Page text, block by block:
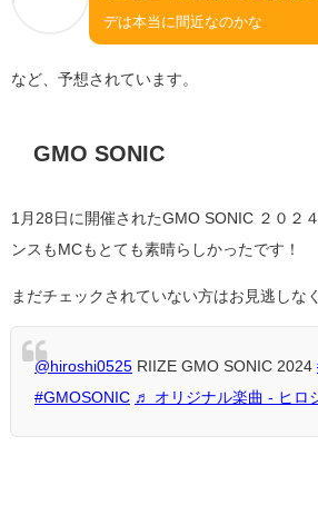
デは本当に間近なのかな
など、予想されています。
GMO SONIC
1月28日に開催されたGMO SONIC ２０２
ンスもMCもとても素晴らしかったです！
まだチェックされていない方はお見逃しな
@hiroshi0525 RIIZE GMO SONIC 2024
#GMOSONIC ♬ オリジナル楽曲 - ヒロ